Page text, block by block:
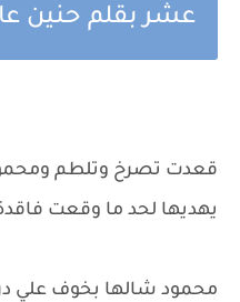
عشر بقلم حنين
قعدت تصرخ وتلطم
يهديها لحد ما وقعت فاقدة
محمود شالها بخوف علي